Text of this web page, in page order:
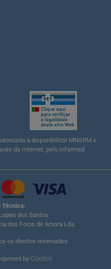
a disponibilizar MNSRM e
da Internet, pelo Infarmed
Técnica:
dos Santos
dos Foros de Amora Lda.
os direitos reservados
by Coolsis